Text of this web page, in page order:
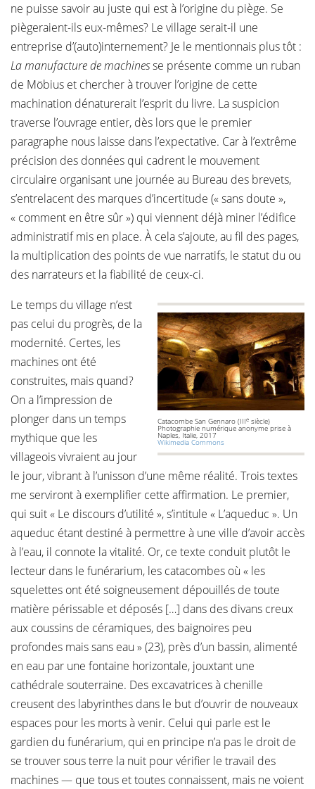
ne puisse savoir au juste qui est à l’origine du piège. Se
piègeraient-ils eux-mêmes? Le village serait-il une
entreprise d’(auto)internement? Je le mentionnais plus tôt :
La manufacture de machinesse présente comme un ruban
de Möbius et chercher à trouver l’origine de cette
machination dénaturerait l’esprit du livre. La suspicion
traverse l’ouvrage entier, dès lors que le premier
paragraphe nous laisse dans l’expectative. Car à l’extrême
précision des données qui cadrent le mouvement
circulaire organisant une journée au Bureau des brevets,
s’entrelacent des marques d’incertitude (« sans doute »,
« comment en être sûr ») qui viennent déjà miner l’édifice
administratif mis en place. À cela s’ajoute, au fil des pages,
la multiplication des points de vue narratifs, le statut du ou
des narrateurs et la fiabilité de ceux-ci.
Catacombe San Gennaro (IIIe siècle)
Photographie numérique anonyme prise à
Naples, Italie, 2017
Wikimedia Commons
Le temps du village n’est
pas celui du progrès, de la
modernité. Certes, les
machines ont été
construites, mais quand?
On a l’impression de
plonger dans un temps
mythique que les
villageois vivraient au jour
le jour, vibrant à l’unisson d’une même réalité. Trois textes
me serviront à exemplifier cette affirmation. Le premier,
qui suit « Le discours d’utilité », s’intitule « L’aqueduc ». Un
aqueduc étant destiné à permettre à une ville d’avoir accès
à l’eau, il connote la vitalité. Or, ce texte conduit plutôt le
lecteur dans le funérarium, les catacombes où « les
squelettes ont été soigneusement dépouillés de toute
matière périssable et déposés […] dans des divans creux
aux coussins de céramiques, des baignoires peu
profondes mais sans eau » (23), près d’un bassin, alimenté
en eau par une fontaine horizontale, jouxtant une
cathédrale souterraine. Des excavatrices à chenille
creusent des labyrinthes dans le but d’ouvrir de nouveaux
espaces pour les morts à venir. Celui qui parle est le
gardien du funérarium, qui en principe n’a pas le droit de
se trouver sous terre la nuit pour vérifier le travail des
machines — que tous et toutes connaissent, mais ne voient